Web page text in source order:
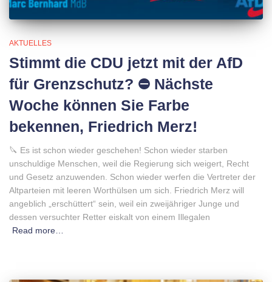
AKTUELLES
Stimmt die CDU jetzt mit der AfD
für Grenzschutz? ⛔️ Nächste
Woche können Sie Farbe
bekennen, Friedrich Merz!
🔪 Es ist schon wieder geschehen! Schon wieder starben
unschuldige Menschen, weil die Regierung sich weigert, Recht
und Gesetz anzuwenden. Schon wieder werfen die Vertreter der
Altparteien mit leeren Worthülsen um sich. Friedrich Merz will
angeblich „erschüttert“ sein, weil ein zweijähriger Junge und
dessen versuchter Retter eiskalt von einem Illegalen
Read more…